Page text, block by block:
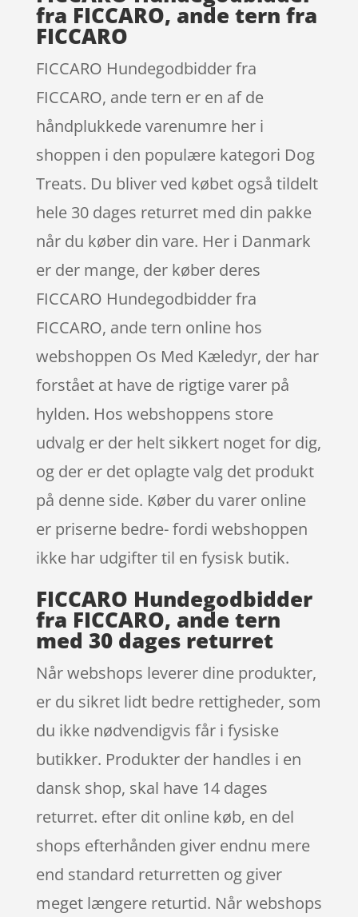
fra FICCARO, ande tern fra
FICCARO
FICCARO Hundegodbidder fra
FICCARO, ande tern er en af de
håndplukkede varenumre her i
shoppen i den populære kategori Dog
Treats. Du bliver ved købet også tildelt
hele 30 dages returret med din pakke
når du køber din vare. Her i Danmark
er der mange, der køber deres
FICCARO Hundegodbidder fra
FICCARO, ande tern online hos
webshoppen Os Med Kæledyr, der har
forstået at have de rigtige varer på
hylden. Hos webshoppens store
udvalg er der helt sikkert noget for dig,
og der er det oplagte valg det produkt
på denne side. Køber du varer online
er priserne bedre- fordi webshoppen
ikke har udgifter til en fysisk butik.
FICCARO Hundegodbidder
fra FICCARO, ande tern
med 30 dages returret
Når webshops leverer dine produkter,
er du sikret lidt bedre rettigheder, som
du ikke nødvendigvis får i fysiske
butikker. Produkter der handles i en
dansk shop, skal have 14 dages
returret. efter dit online køb, en del
shops efterhånden giver endnu mere
end standard returretten og giver
meget længere returtid. Når webshops